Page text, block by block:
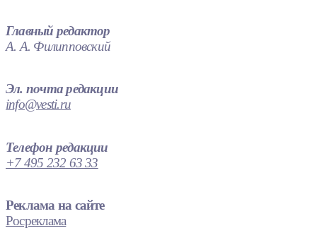
Главный редактор
А. А. Филипповский
Эл. почта редакции
info@vesti.ru
Телефон редакции
+7 495 232 63 33
Реклама на сайте
Росреклама